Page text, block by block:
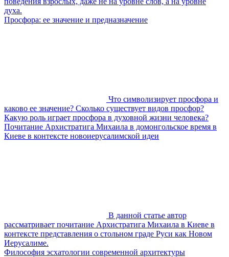
духа.
Просфора: ее значение и предназначение
Что символизирует просфора и
каково ее значение? Сколько существует видов просфор?
Какую роль играет просфора в духовной жизни человека?
Почитание Архистратига Михаила в домонгольское время в
Киеве в контексте новоиерусалимской идеи
В данной статье автор
рассматривает почитание Архистратига Михаила в Киеве в
контексте представления о стольном граде Руси как Новом
Иерусалиме.
Философия эсхатологии современной архитектуры